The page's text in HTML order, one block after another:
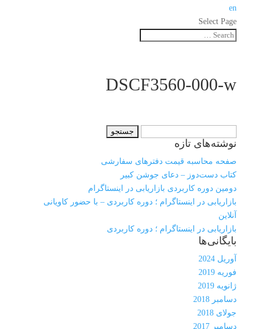
en
Select Page
DSCF3560-000-w
برای:
نوشته‌های تازه
صفحه محاسبه قیمت دفترهای سفارشی
کتاب دست‌دوز – دعای جوشن کبیر
دومین دوره کاربردی بازاریابی در اینستاگرام
بازاریابی در اینستاگرام ؛ دوره کاربردی – با حضور کاویانی
آنلاین
بازاریابی در اینستاگرام ؛ دوره کاربردی
بایگانی‌ها
آوریل 2024
فوریه 2019
ژانویه 2019
دسامبر 2018
جولای 2018
دسامبر 2017